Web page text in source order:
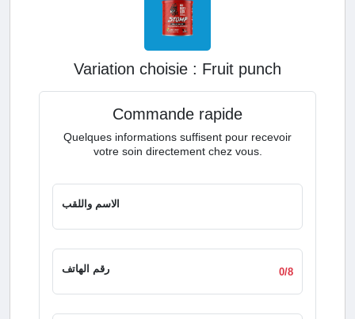
massive, ce booster vous permet de vous entraîner
avec une intensité et une puissance inégalées.
Variation choisie : fruit punch
Commande rapide
Quelques informations suffisent pour recevoir
votre soin directement chez vous.
الاسم واللقب
رقم الهاتف 0/8